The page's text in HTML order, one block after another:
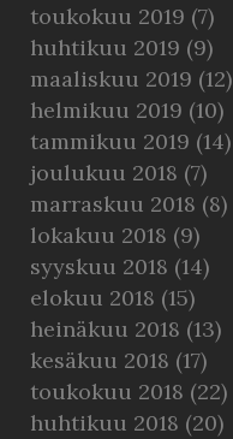
toukokuu 2019 (7)
huhtikuu 2019 (9)
maaliskuu 2019 (12)
helmikuu 2019 (10)
tammikuu 2019 (14)
joulukuu 2018 (7)
marraskuu 2018 (8)
lokakuu 2018 (9)
syyskuu 2018 (14)
elokuu 2018 (15)
heinäkuu 2018 (13)
kesäkuu 2018 (17)
toukokuu 2018 (22)
huhtikuu 2018 (20)